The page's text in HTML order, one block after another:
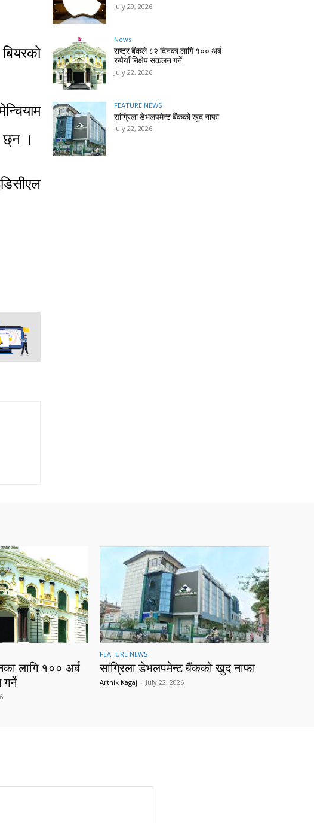
छ्न ।
July 29, 2026
News
राष्ट्र बैंकले ८२ दिनका लागि १०० अर्ब
रुपैयाँ निक्षेप संकलन गर्ने
July 22, 2026
FEATURE NEWS
सांग्रिला डेभलपमेन्ट बैंकको खुद नाफा
July 22, 2026
लागि १०० अर्ब
FEATURE NEWS
सांग्रिला डेभलपमेन्ट बैंकको खुद नाफा
Arthik Kagaj - July 22, 2026